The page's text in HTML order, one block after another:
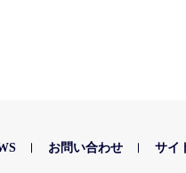
お問い合わせ サイ